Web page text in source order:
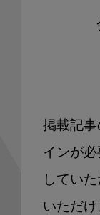
掲載記
インが
してい
いただけ